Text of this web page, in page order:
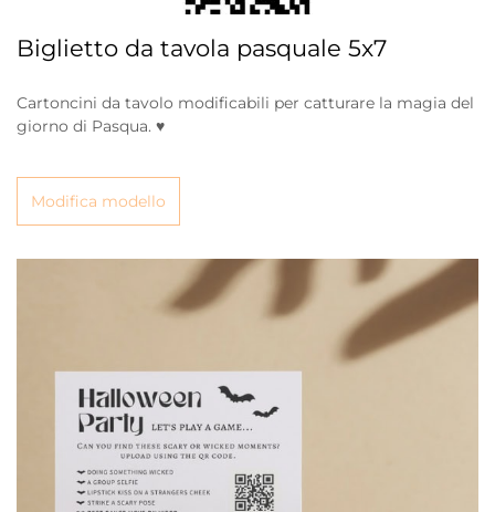
Biglietto da tavola pasquale 5x7
Cartoncini da tavolo modificabili per catturare la magia del
giorno di Pasqua. ♥
Modifica modello